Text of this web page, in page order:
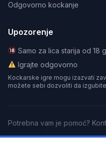
Odgovorno kockanje
Upozorenje
Samo za lica starija od 18
Igrajte odgovorno
Kockarske igre mogu izazvati
možete sebi dozvoliti da
Potrebna vam je pomoć?
GamCareBeGambleAware